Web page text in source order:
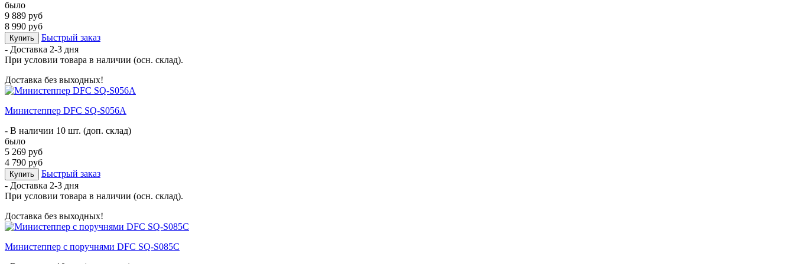
было
9 889 руб
8 990 руб
Купить
Быстрый заказ
- Доставка 2-3 дня
При условии товара в наличии (осн. склад).
Доставка без выходных!
Министеппер DFC SQ-S056A
- В наличии 10 шт. (доп. склад)
было
5 269 руб
4 790 руб
Купить
Быстрый заказ
- Доставка 2-3 дня
При условии товара в наличии (осн. склад).
Доставка без выходных!
Министеппер с поручнями DFC SQ-S085C